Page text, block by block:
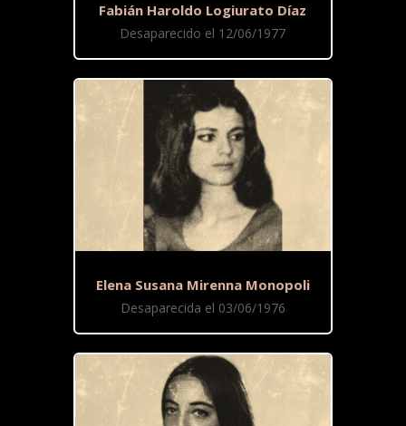
Fabián Haroldo Logiurato Díaz
Desaparecido el 12/06/1977
Elena Susana Mirenna Monopoli
Desaparecida el 03/06/1976